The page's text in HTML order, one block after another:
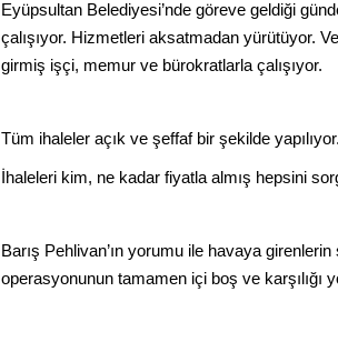
Eyüpsultan Belediyesi’nde göreve geldiği
çalışıyor. Hizmetleri aksatmadan yürütüyor.
girmiş işçi, memur ve bürokratlarla çalışıyor.
Tüm ihaleler açık ve şeffaf bir şekilde
İhaleleri kim, ne kadar fiyatla almış hepsini
Barış Pehlivan’ın yorumu ile havaya
operasyonunun tamamen içi boş ve karşılığı